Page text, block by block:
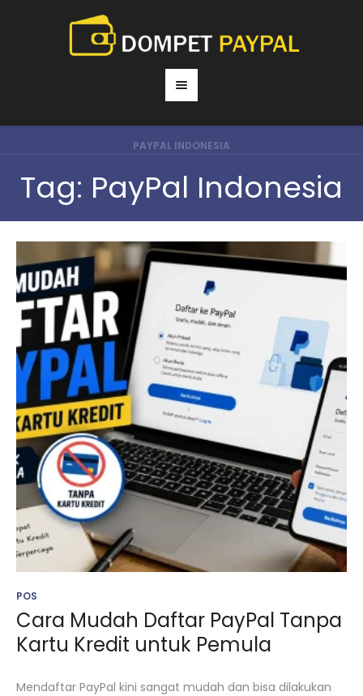
PAYPAL INDONESIA
Tag: PayPal Indonesia
POS
Cara Mudah Daftar PayPal Tanpa
Kartu Kredit untuk Pemula
Mendaftar PayPal kini sangat mudah dan bisa dilakukan